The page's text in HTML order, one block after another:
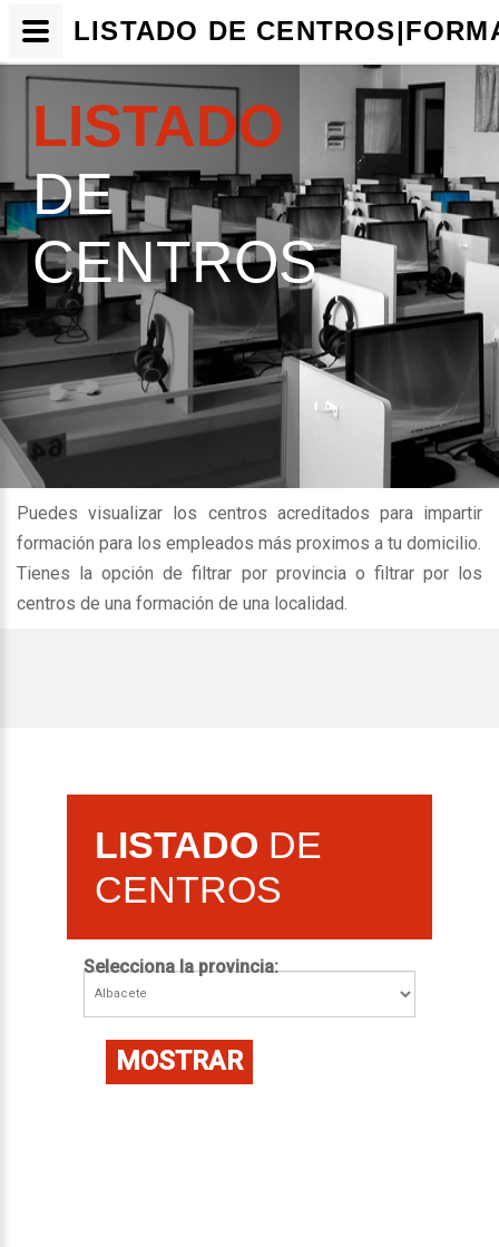
LISTADO
DE
CENTROS
Puedes visualizar los centros acreditados para impartir
formación para los empleados más proximos a tu domicilio.
Tienes la opción de filtrar por provincia o filtrar por los
centros de una formación de una localidad.
LISTADO DE
CENTROS
Selecciona la provincia:
MOSTRAR
LISTADO DE